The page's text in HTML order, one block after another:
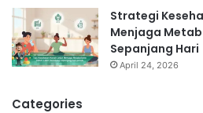
Strategi
Menjaga
Sepanjang Hari
April 24, 2026
Categories